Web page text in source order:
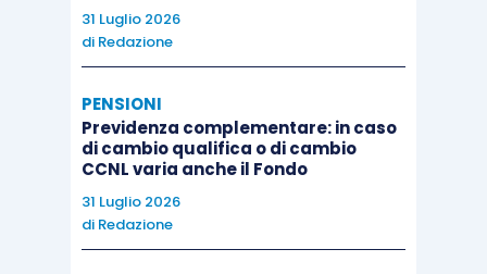
sostiene che il rapporto sia cessato per
iniziativa del lavoratore, spetta al datore di
lavoro dimostrarlo. In assenza di tale
prova, come nel caso di specie, il rapporto
deve considerarsi giuridicamente in
essere, con conseguente spettanza del
risarcimento del danno dalla messa in
mora.
31 Luglio 2026
di Redazione
PENSIONI
Previdenza complementare: in caso
di cambio qualifica o di cambio
CCNL varia anche il Fondo
31 Luglio 2026
di Redazione